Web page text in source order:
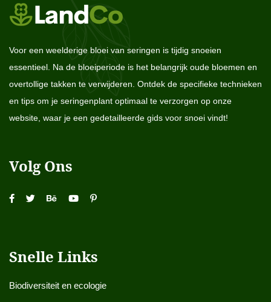
Voor een weelderige bloei van seringen is tijdig snoeien
essentieel. Na de bloeiperiode is het belangrijk oude bloemen en
overtollige takken te verwijderen. Ontdek de specifieke technieken
en tips om je seringenplant optimaal te verzorgen op onze
website, waar je een gedetailleerde gids voor snoei vindt!
Volg Ons
Snelle Links
Biodiversiteit en ecologie